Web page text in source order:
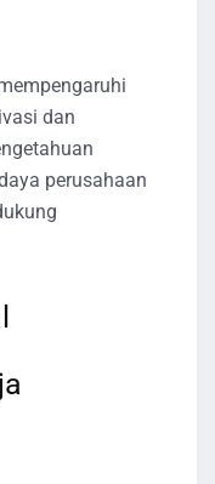
dan
perusahaan